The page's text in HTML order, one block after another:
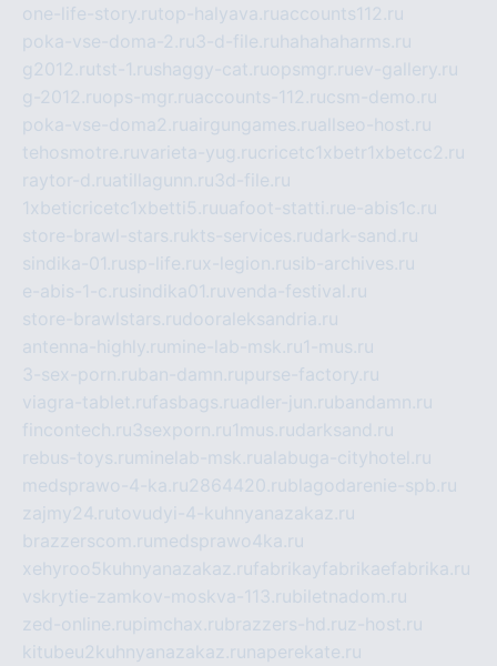
one-life-story.rutop-halyava.ruaccounts112.ru
poka-vse-doma-2.ru3-d-file.ru hahahaharms.ru
g2012.rutst-1.rushaggy-cat.ruopsmgr.ruev-gallery.ru
g-2012.ruops-mgr.ruaccounts-112.rucsm-demo.ru
poka-vse-doma2.ruairgungames.ruallseo-host.ru
tehosmotre.ruvarieta-yug.rucricetc1xbetr1xbetcc2.ru
raytor-d.ruatillagunn.ru3d-file.ru
1xbeticricetc1xbetti5.ruuafoot-statti.rue-abis1c.ru
store-brawl-stars.rukts-services.rudark-sand.ru
sindika-01.rusp-life.rux-legion.rusib-archives.ru
e-abis-1-c.rusindika01.ruvenda-festival.ru
store-brawlstars.rudooraleksandria.ru
antenna-highly.ru mine-lab-msk.ru1-mus.ru
3-sex-porn.ruban-damn.rupurse-factory.ru
viagra-tablet.rufasbags.ruadler-jun.rubandamn.ru
fincontech.ru3sexporn.ru1mus.rudarksand.ru
rebus-toys.ru minelab-msk.rualabuga-cityhotel.ru
medsprawo-4-ka.ru2864420.rublagodarenie-spb.ru
zajmy24.rutovudyi-4-kuhnyanazakaz.ru
brazzerscom.ru medsprawo4ka.ru
xehyroo5kuhnyanazakaz.rufabrikayfabrikaefabrika.ru
vskrytie-zamkov-moskva-113.rubiletnadom.ru
zed-online.rupimchax.rubrazzers-hd.ruz-host.ru
kitubeu2kuhnyanazakaz.ru naperekate.ru